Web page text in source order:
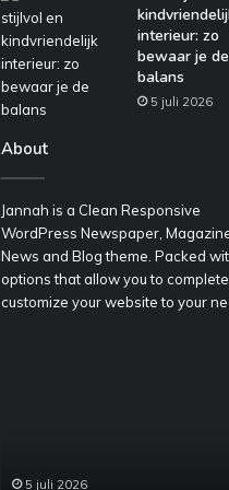
interieur: zo
bewaar je de
balans
5 juli 2026
About
Jannah is a Clean Responsive
WordPress Newspaper,
News and Blog theme. Packed
options that allow you to
customize your website to your
5 juli 2026